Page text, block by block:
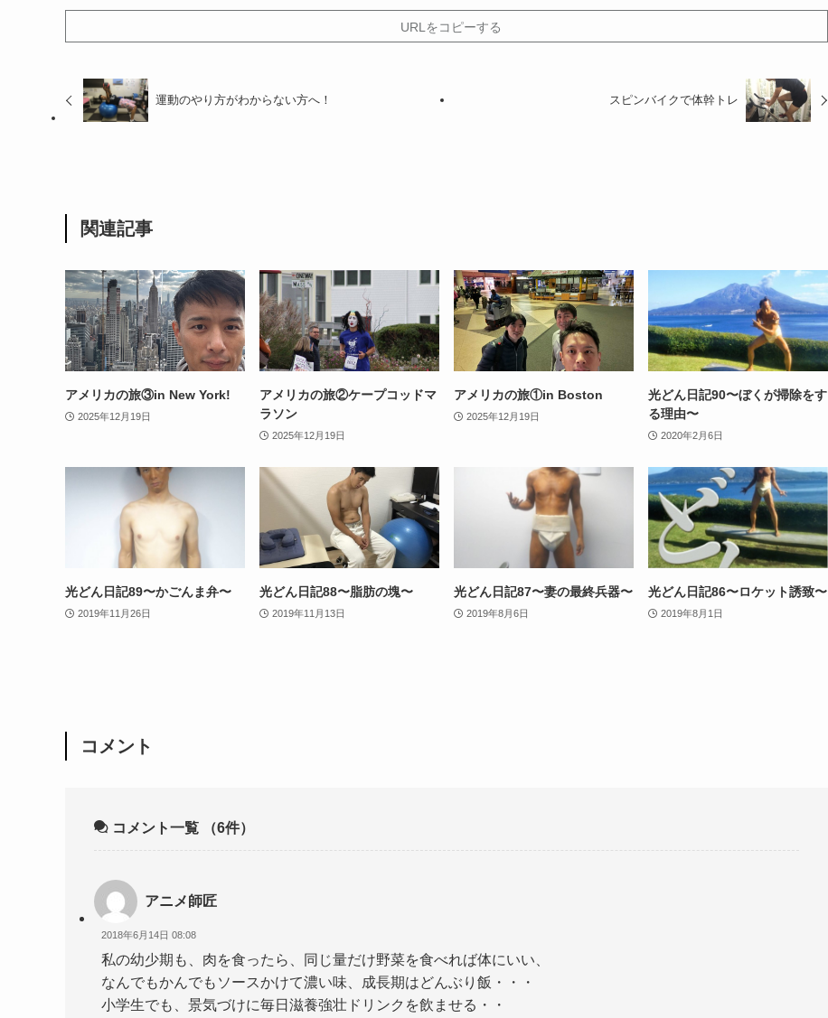
URLをコピーする
運動のやり方がわからない方へ！ スピンバイクで体幹トレ
関連記事
アメリカの旅③in New York!
2025年12月19日
アメリカの旅②ケープコッドマ
ラソン
2025年12月19日
アメリカの旅①in Boston
2025年12月19日
光どん日記90〜ぼくが掃除をす
る理由〜
2020年2月6日
光どん日記89〜かごんま弁〜
2019年11月26日
光どん日記88〜脂肪の塊〜
2019年11月13日
光どん日記87〜妻の最終兵器〜
2019年8月6日
光どん日記86〜ロケット誘致〜
2019年8月1日
コメント
コメント一覧 （6件）
アニメ師匠
2018年6月14日 08:08
私の幼少期も、肉を食ったら、同じ量だけ野菜を食べれば体にいい、
なんでもかんでもソースかけて濃い味、成長期はどんぶり飯・・・
小学生でも、景気づけに毎日滋養強壮ドリンクを飲ませる・・